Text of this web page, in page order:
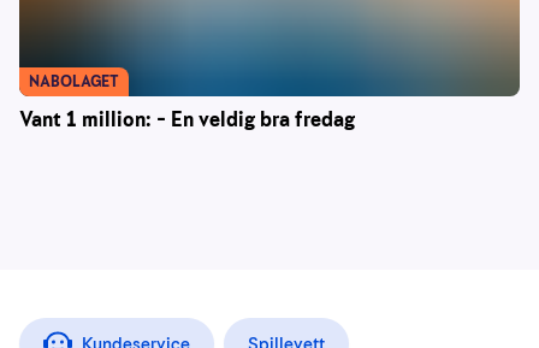
Vant 1 million: – En veldig bra fredag
NABOLAGET